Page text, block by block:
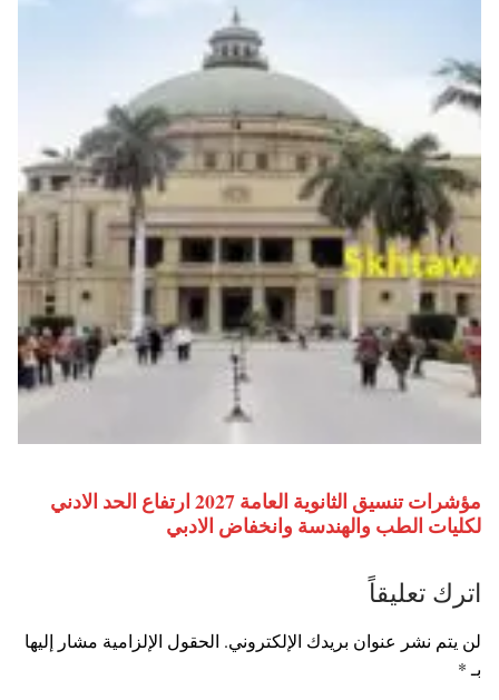
مؤشرات تنسيق الثانوية العامة 2027 ارتفاع الحد الادني
لكليات الطب والهندسة وانخفاض الادبي
اترك تعليقاً
لن يتم نشر عنوان بريدك الإلكتروني. الحقول الإلزامية مشار إليها
بـ *